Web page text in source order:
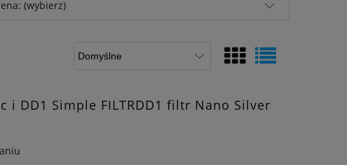
(wybierz)
i DD1 Simple FILTRDD1 filtr Nano Silver